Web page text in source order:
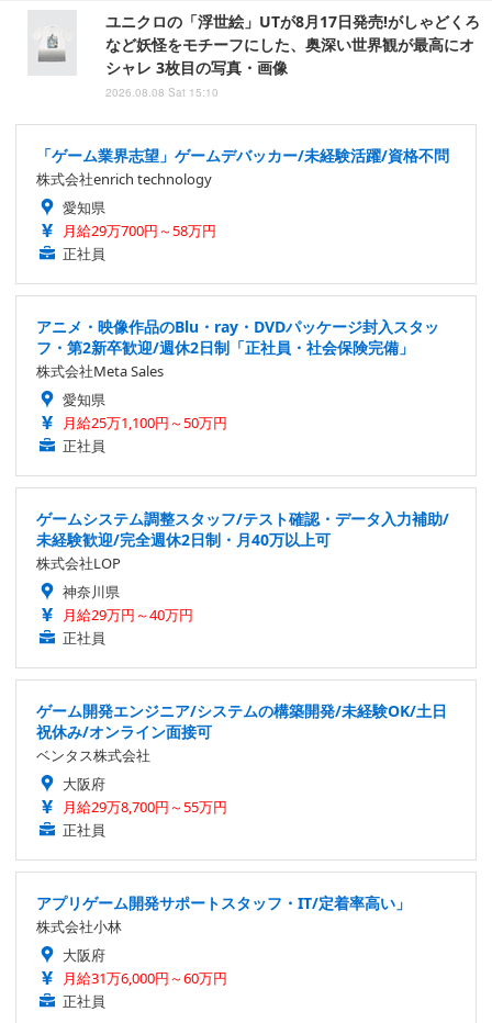
ユニクロの「浮世絵」UTが8月17日発売!がしゃどくろ
など妖怪をモチーフにした、奥深い世界観が最高にオ
シャレ 3枚目の写真・画像
2026.08.08 Sat 15:10
「ゲーム業界志望」ゲームデバッカー/未経験活躍/資格不問
株式会社enrich technology
愛知県
月給29万700円～58万円
正社員
アニメ・映像作品のBlu・ray・DVDパッケージ封入スタッ
フ・第2新卒歓迎/週休2日制「正社員・社会保険完備」
株式会社Meta Sales
愛知県
月給25万1,100円～50万円
正社員
ゲームシステム調整スタッフ/テスト確認・データ入力補助/
未経験歓迎/完全週休2日制・月40万以上可
株式会社LOP
神奈川県
月給29万円～40万円
正社員
ゲーム開発エンジニア/システムの構築開発/未経験OK/土日
祝休み/オンライン面接可
ベンタス株式会社
大阪府
月給29万8,700円～55万円
正社員
アプリゲーム開発サポートスタッフ・IT/定着率高い」
株式会社小林
大阪府
月給31万6,000円～60万円
正社員